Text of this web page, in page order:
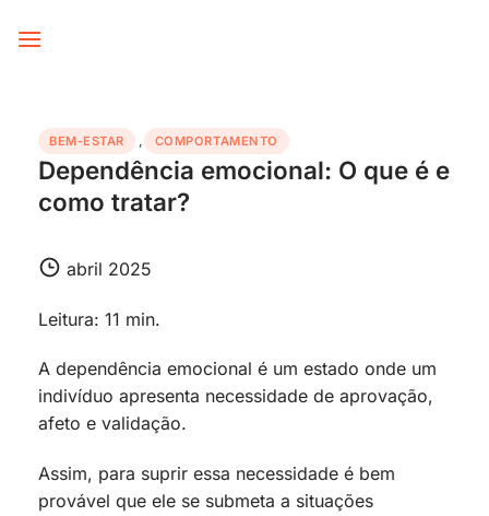
BEM-ESTAR , COMPORTAMENTO
Dependência emocional: O que é e
como tratar?
abril 2025
Leitura: 11 min.
A dependência emocional é um estado onde um
indivíduo apresenta necessidade de aprovação,
afeto e validação.
Assim, para suprir essa necessidade é bem
provável que ele se submeta a situações